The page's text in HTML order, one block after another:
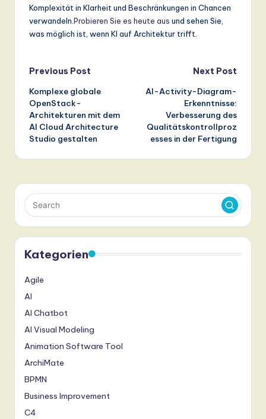
Komplexität in Klarheit und Beschränkungen in Chancen
verwandeln. Probieren Sie es heute aus und sehen Sie,
was möglich ist, wenn KI auf Architektur trifft.
Post
navigation
Previous Post
Komplexe globale
OpenStack-
Architekturen mit dem
AI Cloud Architecture
Studio gestalten
Next Post
AI-Activity-Diagram-
Erkenntnisse:
Verbesserung des
Qualitätskontrollproz
esses in der Fertigung
Kategorien
Agile
AI
AI Chatbot
AI Visual Modeling
Animation Software Tool
ArchiMate
BPMN
Business Improvement
C4